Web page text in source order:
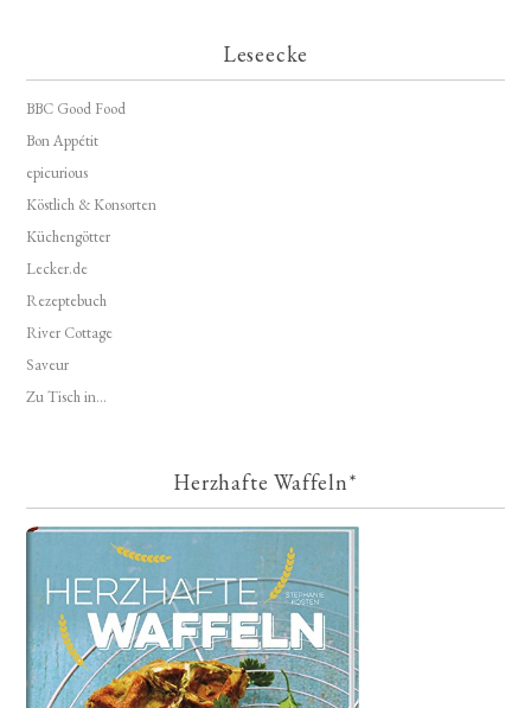
Leseecke
BBC Good Food
Bon Appétit
epicurious
Köstlich & Konsorten
Küchengötter
Lecker.de
Rezeptebuch
River Cottage
Saveur
Zu Tisch in...
Herzhafte Waffeln*